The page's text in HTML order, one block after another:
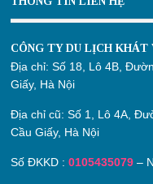
CÔNG TY DU LỊCH
Địa chỉ:Số 18, Lô 4B,
Giấy, Hà Nội
Địa chỉ cũ:Số 1, Lô 4A,
Cầu Giấy, Hà Nội
Số ĐKKD :0105435079 –